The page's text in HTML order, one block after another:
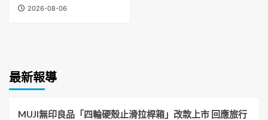
2026-08-06
最新報導
MUJI無印良品「四輪硬殼止滑拉桿箱」改款上市 回應旅行